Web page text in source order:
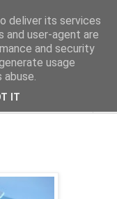
la Gastronomía
deliver its services
and user-agent are
and security
usage
IT